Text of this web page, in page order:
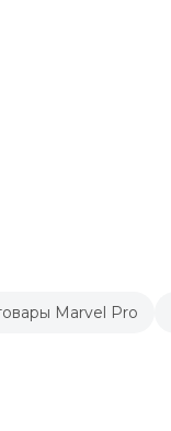
Marvel Pro